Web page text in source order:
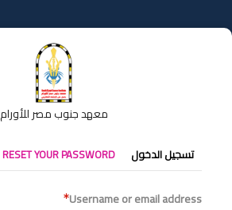
إلى
المحتوى
معهد جنوب مصر للأورام
التبويبات
الأساسية
تسجيل الدخول RESET YOUR PASSWORD
Username or email address